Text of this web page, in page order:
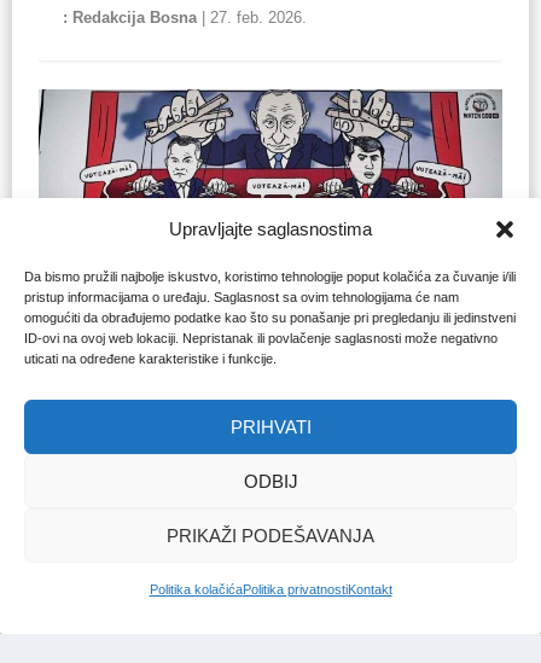
Upravljajte saglasnostima
Da bismo pružili najbolje iskustvo, koristimo tehnologije poput kolačića za čuvanje i/ili
pristup informacijama o uređaju. Saglasnost sa ovim tehnologijama će nam
omogućiti da obrađujemo podatke kao što su ponašanje pri pregledanju ili jedinstveni
ID-ovi na ovoj web lokaciji. Nepristanak ili povlačenje saglasnosti može negativno
uticati na određene karakteristike i funkcije.
PRIHVATI
ODBIJ
PRIKAŽI PODEŠAVANJA
Politika kolačićaPolitika privatnostiKontakt
Redakcija Bosna|27. feb. 2026.
Kampovi u Srbiji
Leglo zla: Obavještajna služba
Estonije tvrdi da je 150 osoba
prošlo vojnu obuku u ruskom
Hercegovine